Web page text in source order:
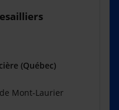
(Québec)
Mont-Laurier